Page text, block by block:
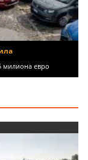
милиона евро